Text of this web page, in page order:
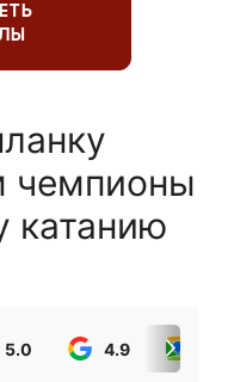
чемпионы
катанию
5.0 4.9